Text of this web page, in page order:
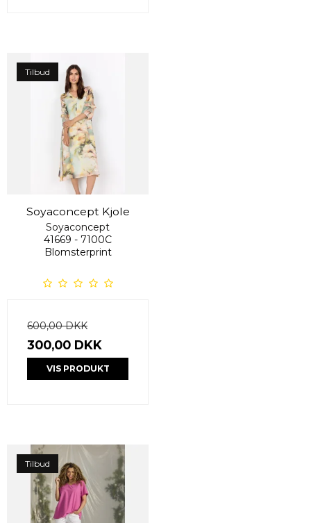
Tilbud
Soyaconcept Kjole
Soyaconcept
41669 - 7100C
Blomsterprint
600,00 DKK
300,00 DKK
VIS PRODUKT
Tilbud